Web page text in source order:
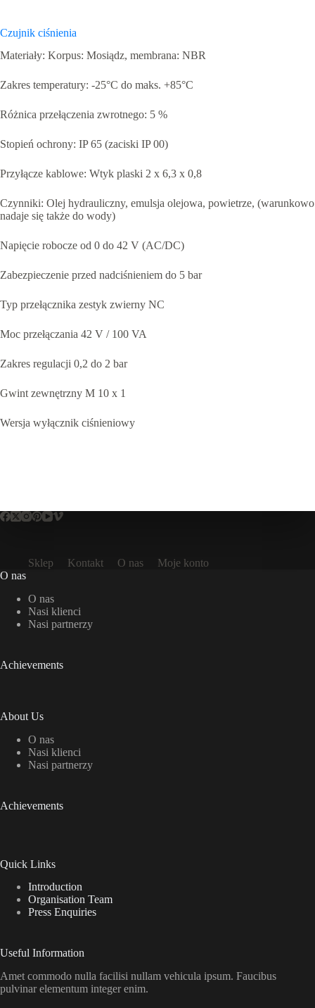
Czujnik ciśnienia
Materiały: Korpus: Mosiądz, membrana: NBR
Zakres temperatury: -25°C do maks. +85°C
Różnica przełączenia zwrotnego: 5 %
Stopień ochrony: IP 65 (zaciski IP 00)
Przyłącze kablowe: Wtyk plaski 2 x 6,3 x 0,8
Czynniki: Olej hydrauliczny, emulsja olejowa, powietrze, (warunkowo
nadaje się także do wody)
Napięcie robocze od 0 do 42 V (AC/DC)
Zabezpieczenie przed nadciśnieniem do 5 bar
Typ przełącznika zestyk zwierny NC
Moc przełączania 42 V / 100 VA
Zakres regulacji 0,2 do 2 bar
Gwint zewnętrzny M 10 x 1
Wersja wyłącznik ciśnieniowy
Sklep Kontakt O nas
Moje konto
O nas
O nas
Nasi klienci
Nasi partnerzy
Achievements
About Us
O nas
Nasi klienci
Nasi partnerzy
Achievements
Quick Links
Introduction
Organisation Team
Press Enquiries
Useful Information
Amet commodo nulla facilisi nullam vehicula ipsum. Faucibus
pulvinar elementum integer enim.